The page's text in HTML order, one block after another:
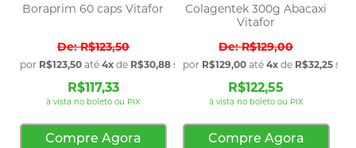
Boraprim 60 caps Vitafor
R$123,50
por R$123,50 até 4x de R$30,88 sem juros
R$117,33
à vista no boleto ou PIX
Compre Agora
Colagentek 300g Abacaxi
Vitafor
R$129,00
por R$129,00até 4xde R$32,25
R$122,55
à vista no boleto ou PIX
Compre Agora